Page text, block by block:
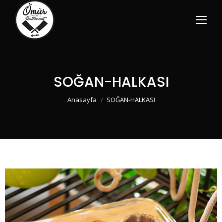
SOĞAN-HALKASI
You are here:
Anasayfa SOĞAN-HALKASI